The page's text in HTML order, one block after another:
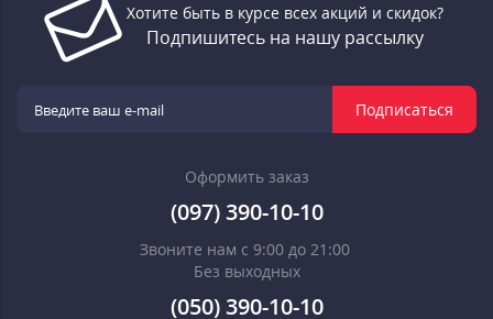
Хотите быть в курсе всех акций и скидок?
Подпишитесь на нашу рассылку
Подписаться
Оформить заказ
(097) 390-10-10
Звоните нам с 9:00 до 21:00
Без выходных
(050) 390-10-10